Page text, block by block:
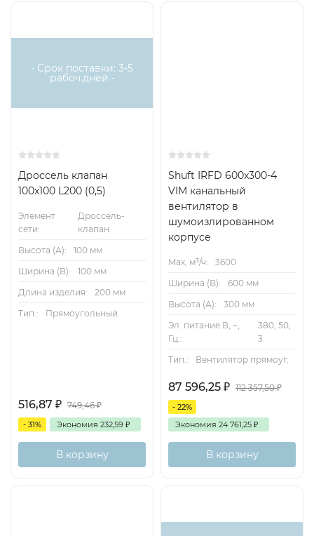
- Срок поставки: 3-5
рабоч.дней -
Дроссель клапан
100х100 L200 (0,5)
Элемент
сети:
Дроссель-
клапан
Высота (А):
100 мм
Ширина (B):
100 мм
Длина изделия:
200 мм
Тип.:
Прямоугольный
516,87 ₽ 749,46₽
- 31% Экономия 232,59 ₽
В корзину
Shuft IRFD 600x300-4
VIM канальный
вентилятор в
шумоизлированном
корпусе
Max, м³/ч:
3600
Ширина (B):
600 мм
Высота (А):
300 мм
Эл. питание В, ~,
Гц.:
380, 50,
3
Тип.:
Вентилятор прямоуг.
87 596,25 ₽ 112 357,50₽
- 22%
Экономия 24 761,25 ₽
В корзину